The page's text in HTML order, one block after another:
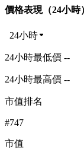
價格表現（24小時
24小時
24小時最低價 --
24小時最高價 --
市值排名
#747
市值